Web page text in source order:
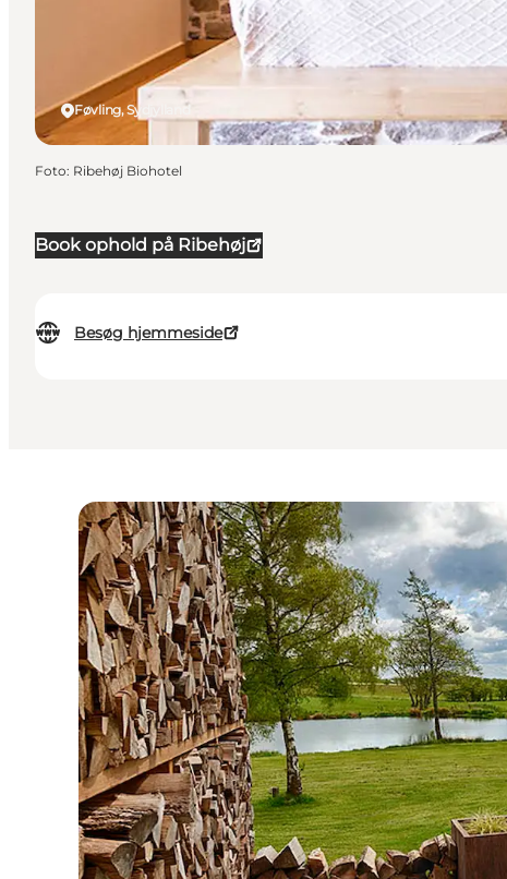
Book ophold på Ribehøj
Besøg hjemmeside
Føvling, Sydjylland
Foto: Ribehøj Biohotel